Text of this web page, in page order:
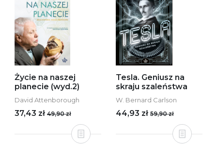
Życie na naszej
planecie (wyd.2)
David Attenborough
37,43 zł 49,90 zł
Tesla. Geniusz na
skraju szaleństwa
W. Bernard Carlson
44,93 zł 59,90 zł